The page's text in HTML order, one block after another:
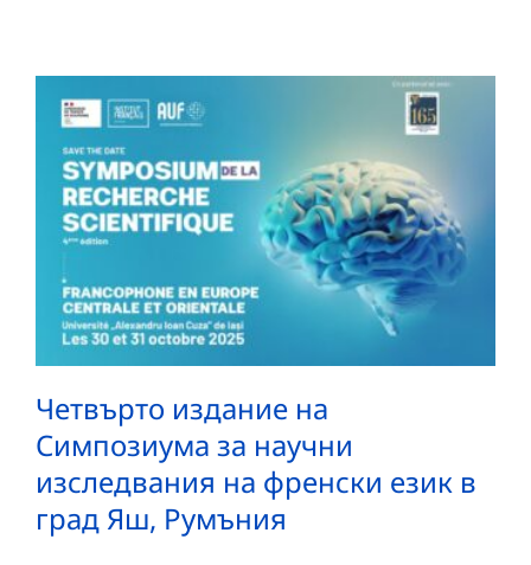
Четвърто издание на
Симпозиума за научни
изследвания на френски език в
град Яш, Румъния